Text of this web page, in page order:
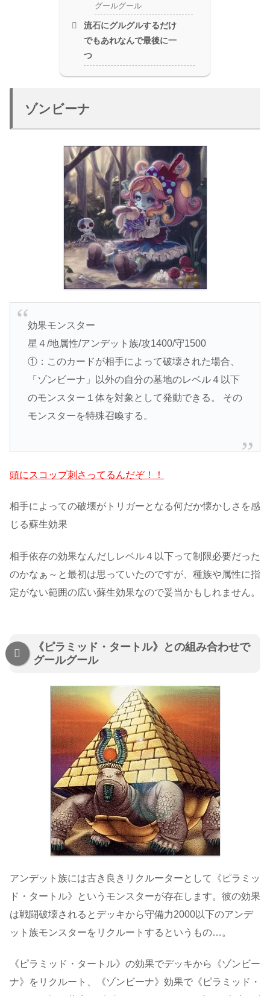
グールグール
流石にグルグルするだけ
でもあれなんで最後に一
つ
ゾンビーナ
効果モンスター
星４/地属性/アンデット族/攻1400/守1500
①：このカードが相手によって破壊された場合、
「ゾンビーナ」以外の自分の墓地のレベル４以下
のモンスター１体を対象として発動できる。 その
モンスターを特殊召喚する。
頭にスコップ刺さってるんだぞ！！
相手によっての破壊がトリガーとなる何だか懐かしさを感
じる蘇生効果
相手依存の効果なんだしレベル４以下って制限必要だった
のかなぁ～と最初は思っていたのですが、種族や属性に指
定がない範囲の広い蘇生効果なので妥当かもしれません。
《ピラミッド・タートル》との組み合わせで
グールグール
アンデット族には古き良きリクルーターとして《ピラミッ
ド・タートル》というモンスターが存在します。彼の効果
は戦闘破壊されるとデッキから守備力2000以下のアンデ
ット族モンスターをリクルートするというもの…。
《ピラミッド・タートル》の効果でデッキから《ゾンビー
ナ》をリクルート、《ゾンビーナ》効果で《ピラミッド・